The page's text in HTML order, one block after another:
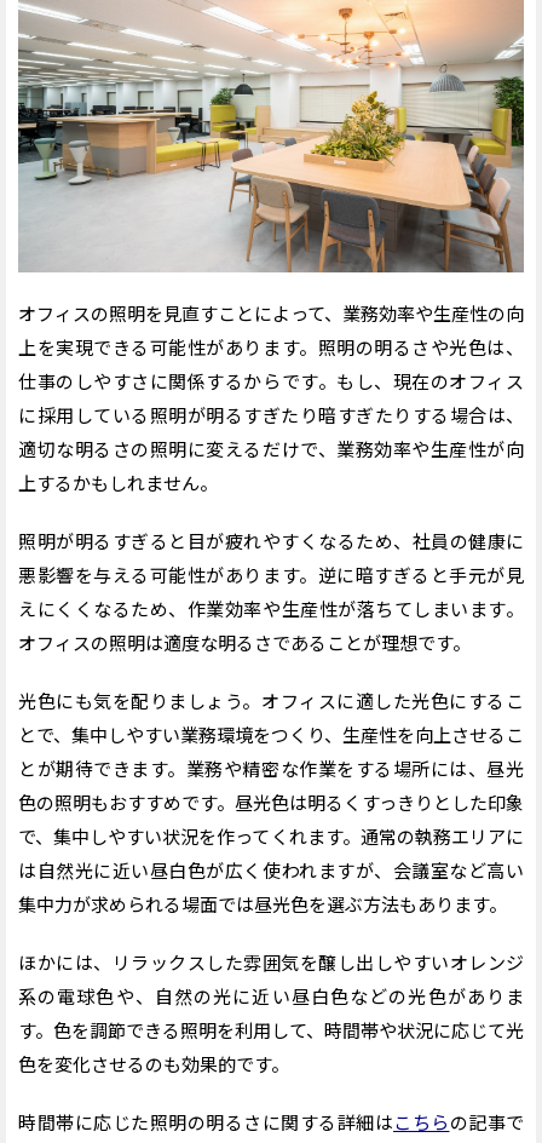
オフィスの照明変更に利用できる補助金制度
■省エネ・非化石転換補助金（設備単位型）
■業務用建築物の脱炭素改修加速化事業（脱炭素ビル
リノベ事業）
■自治体独自の制度
【事例紹介】オフィス照明のトレンド「LiCONEX（ライコ
ネックス）」
オフィス照明に関するよくある質問
オフィス照明の適切な明るさはどれくらいか
蛍光灯の製造終了（2027年末）までに何をすべきか
照明の見直しで社内環境を改善しよう
オフィスの照明を見直すことによって、業務効率や生産性の向
上を実現できる可能性があります。照明の明るさや光色は、
仕事のしやすさに関係するからです。もし、現在のオフィス
に採用している照明が明るすぎたり暗すぎたりする場合は、
適切な明るさの照明に変えるだけで、業務効率や生産性が向
上するかもしれません。
照明が明るすぎると 目が疲れやすくなるため、社員の健康に
悪影響を与える可能性があります。 逆に暗すぎると手元が見
えにくくなるため、作業効率や生産性が落ちてしまいます。
オフィスの照明は適度な明るさであることが理想です。
光色にも気を配りましょう。オフィスに適した光色にするこ
とで、集中しやすい業務環境をつくり、生産性を向上させるこ
とが期待できます。業務や精密な作業をする場所には、昼光
色の照明もおすすめです。昼光色は明るくすっきりとした印象
で、集中しやすい状況を作ってくれます。 通常の執務エリアに
は自然光に近い昼白色が広く使われますが、会議室など高い
集中力が求められる場面では昼光色を選ぶ方法もあります。
ほかには、リラックスした雰囲気を醸し出しやすいオレンジ
系の電球色や、自然の光に近い昼白色などの光色がありま
す。色を調節できる照明を利用して、時間帯や状況に応じて光
色を変化させるのも効果的です。
時間帯に応じた照明の明るさに関する詳細はこちらの記事で